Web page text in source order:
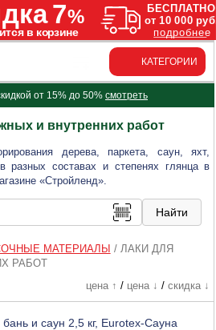
КАТЕГОРИИ
от 15% до 50% смотреть
и внутренних работ
дерева, паркета, саун, яхт,
разных составах и степенях глянца в
«Стройленд».
МАТЕРИАЛЫ / ЛАКИ ДЛЯ
РАБОТ
цена ↑ / цена ↓ / скидка ↓
и саун 2,5 кг, Eurotex-Сауна